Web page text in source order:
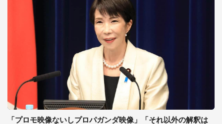
「プロモ映像ないしプロパガンダ映像」「それ以外の解釈は